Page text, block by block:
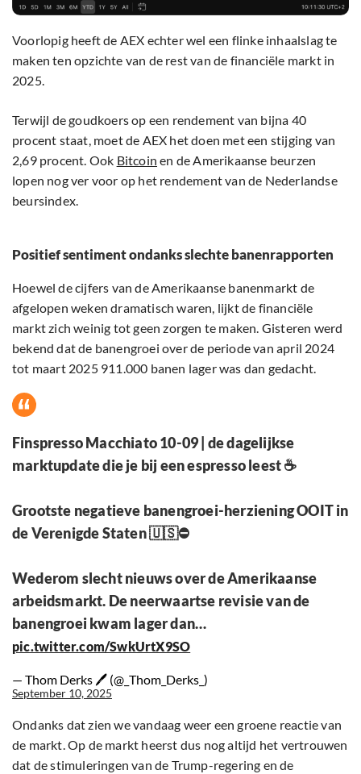
Voorlopig heeft de AEX echter wel een flinke inhaalslag te
maken ten opzichte van de rest van de financiële markt in
2025.
Terwijl de goudkoers op een rendement van bijna 40
procent staat, moet de AEX het doen met een stijging van
2,69 procent. Ook Bitcoin en de Amerikaanse beurzen
lopen nog ver voor op het rendement van de Nederlandse
beursindex.
Positief sentiment ondanks slechte banenrapporten
Hoewel de cijfers van de Amerikaanse banenmarkt de
afgelopen weken dramatisch waren, lijkt de financiële
markt zich weinig tot geen zorgen te maken. Gisteren werd
bekend dat de banengroei over de periode van april 2024
tot maart 2025 911.000 banen lager was dan gedacht.
Finspresso Macchiato 10-09 | de dagelijkse
marktupdate die je bij een espresso leest ☕️
Grootste negatieve banengroei-herziening OOIT in
de Verenigde Staten 🇺🇸⛔️
Wederom slecht nieuws over de Amerikaanse
arbeidsmarkt. De neerwaartse revisie van de
banengroei kwam lager dan…
pic.twitter.com/SwkUrtX9SO
— Thom Derks 🖊 (@_Thom_Derks_)
September 10, 2025
Ondanks dat zien we vandaag weer een groene reactie van
de markt. Op de markt heerst dus nog altijd het vertrouwen
dat de stimuleringen van de Trump-regering en de